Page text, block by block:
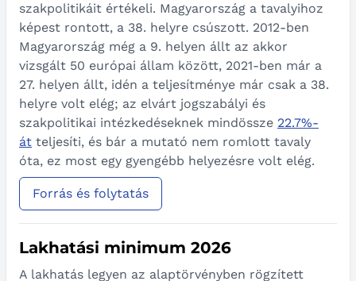
szakpolitikáit értékeli. Magyarország a tavalyihoz
képest rontott, a 38. helyre csúszott. 2012-ben
Magyarország még a 9. helyen állt az akkor
vizsgált 50 európai állam között, 2021-ben már a
27. helyen állt, idén a teljesítménye már csak a 38.
helyre volt elég; az elvárt jogszabályi és
szakpolitikai intézkedéseknek mindössze 22.7%-
át teljesíti, és bár a mutató nem romlott tavaly
óta, ez most egy gyengébb helyezésre volt elég.
Forrás és folytatás
Lakhatási minimum 2026
A lakhatás legyen az alaptörvényben rögzített